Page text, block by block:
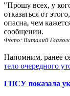
"Прошу всех, у
отказаться от
опасна, чем
сообщении.
Фото: Виталий
Напомним, ранее
тело очередного
ГПСУ показала